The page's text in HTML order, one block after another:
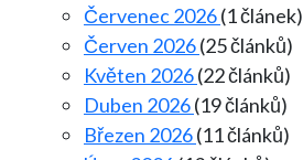
Červenec 2026(1 článek)
Červen 2026(25 článků)
Květen 2026(22 článků)
Duben 2026(19 článků)
Březen 2026(11 článků)